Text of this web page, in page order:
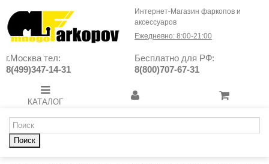
Интернет-Магазин фаркопов и
аксессуаров
Ежедневно: 8:00-21:00
г.Москва тел:
8(499)347-14-31
Бесплатно для РФ:
8(800)707-67-31
КАТАЛОГ
Поиск